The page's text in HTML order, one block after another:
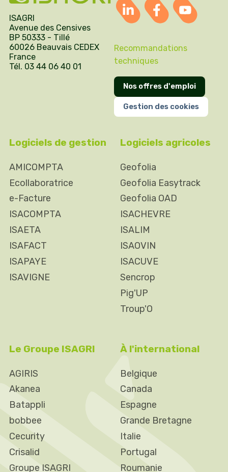
ISAGRI
Avenue des Censives
BP 50333 - Tillé
60026 Beauvais CEDEX
France
Tél. 03 44 06 40 01
Recommandations
techniques
Nos offres d'emploi
Gestion des cookies
Logiciels de gestion
AMICOMPTA
Ecollaboratrice
e-Facture
ISACOMPTA
ISAETA
ISAFACT
ISAPAYE
ISAVIGNE
Logiciels agricoles
Geofolia
Geofolia Easytrack
Geofolia OAD
ISACHEVRE
ISALIM
ISAOVIN
ISACUVE
Sencrop
Pig'UP
Troup'O
Le Groupe ISAGRI
AGIRIS
Akanea
Batappli
bobbee
Cecurity
Crisalid
Groupe ISAGRI
À l'international
Belgique
Canada
Espagne
Grande Bretagne
Italie
Portugal
Roumanie